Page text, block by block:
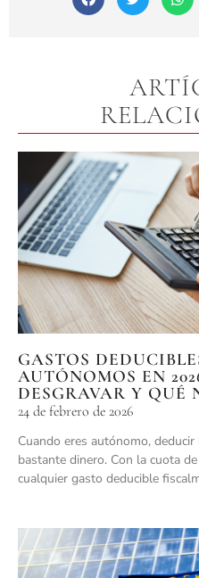
GASTOS
AUTÓNOMOS EN
DESGRAVAR Y QUÉ
24 de febrero de 2026
Cuando eres autónomo,
bastante dinero. Con la cuota
cualquier gasto deducible